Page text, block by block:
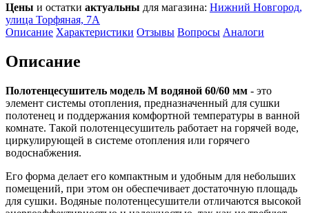
Цены и остатки актуальны для магазина: Нижний Новгород,
улица Торфяная, 7А
Описание Характеристики Отзывы Вопросы Аналоги
Описание
Полотенцесушитель модель М водяной 60/60 мм - это
элемент системы отопления, предназначенный для сушки
полотенец и поддержания комфортной температуры в ванной
комнате. Такой полотенцесушитель работает на горячей воде,
циркулирующей в системе отопления или горячего
водоснабжения.
Его форма делает его компактным и удобным для небольших
помещений, при этом он обеспечивает достаточную площадь
для сушки. Водяные полотенцесушители отличаются высокой